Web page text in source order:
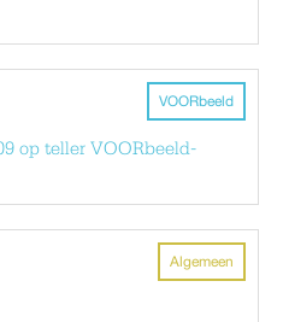
VOORbeeld
op teller VOORbeeld-
Algemeen